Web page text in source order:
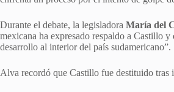
Durante el debate, la legisladora María del
mexicana ha expresado respaldo a Castillo
desarrollo al interior del país sudamericano”.
Alva recordó que Castillo fue destituido tras